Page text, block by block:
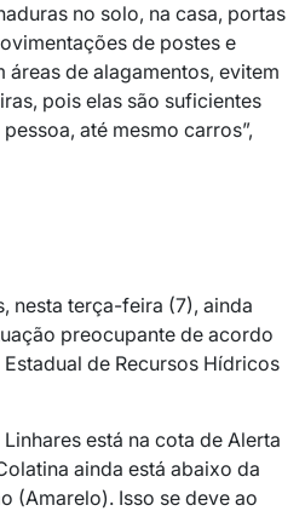
no solo, na casa, portas
de postes e
áreas de alagamentos, evitem
pois elas são suficientes
até mesmo carros”,
nesta terça-feira (7), ainda
preocupante de acordo
de Recursos Hídricos
está na cota de Alerta
ainda está abaixo da
(Amarelo). Isso se deve ao